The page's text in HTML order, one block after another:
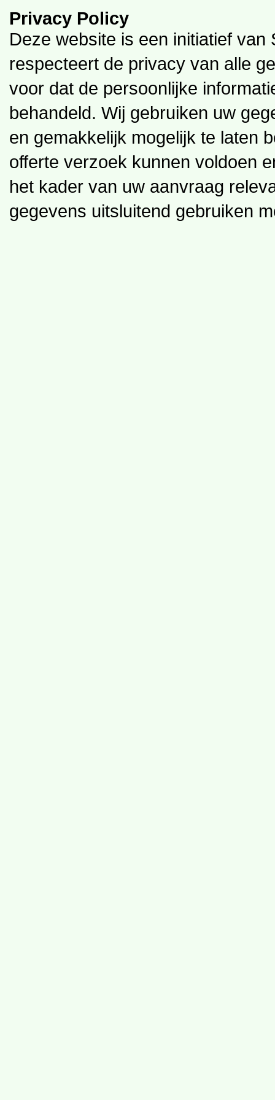
Privacy Policy
Deze website is een initiatief van
respecteert de privacy van alle
voor dat de persoonlijke
behandeld. Wij gebruiken uw
en gemakkelijk mogelijk te laten
offerte verzoek kunnen voldoen
het kader van uw aanvraag
gegevens uitsluitend gebruiken